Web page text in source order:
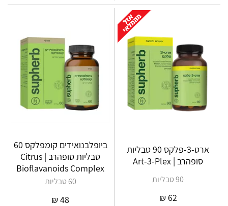
ארט-3-פלקס 90 טבליות
סופהרב | Art-3-Plex
90 טבליות
62
₪
ביופלבנואידים קומפלקס 60
טבליות סופהרב | Citrus
Bioflavanoids Complex
60 טבליות
48
₪